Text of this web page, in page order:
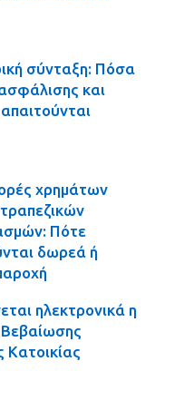
σύνταξη: Πόσα
και
χρημάτων
Πότε
δωρεά ή
ηλεκτρονικά η
Κατοικίας